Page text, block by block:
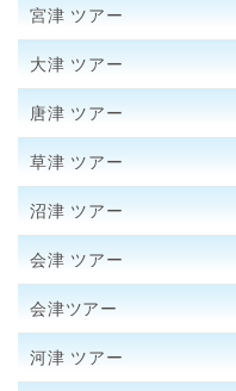
宮津 ツアー
大津 ツアー
唐津 ツアー
草津 ツアー
沼津 ツアー
会津 ツアー
会津ツアー
河津 ツアー